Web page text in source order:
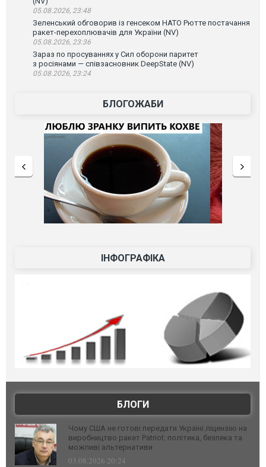
05.08.2026, 23:48
Зеленський обговорив із генсеком НАТО Рютте постачання
ракет-перехоплювачів для України (NV)
05.08.2026, 23:36
Зараз по просуваннях у Сил оборони паритет
з росіянами — співзасновник DeepState (NV)
05.08.2026, 23:24
БЛОГОЖАБИ
ІНФОГРАФІКА
БЛОГИ
Чому США не готові передати Україні ліцензію на
виробництво ракет Patriot: політика, безпека та
можливі альтернативи
03.08.2026 20:24